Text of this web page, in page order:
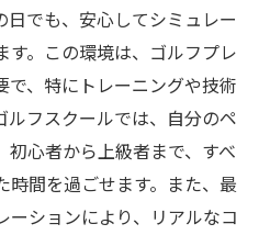
日でも、安心してシミュレー
す。この環境は、ゴルフプレ
で、特にトレーニングや技術
ルフスクールでは、自分のペ
初心者から上級者まで、すべ
時間を過ごせます。また、最
ションにより、リアルなコ